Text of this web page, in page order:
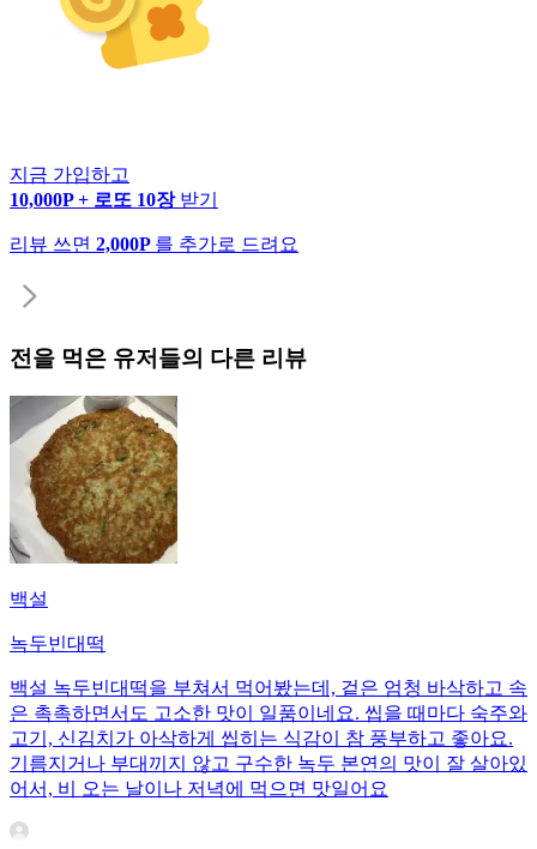
지금 가입하고
10,000P + 로또 10장 받기
리뷰 쓰면 2,000P 를 추가로 드려요
전을 먹은 유저들의 다른 리뷰
백설
녹두빈대떡
백설 녹두빈대떡을 부쳐서 먹어봤는데, 겉은 엄청 바삭하고 속
은 촉촉하면서도 고소한 맛이 일품이네요. 씹을 때마다 숙주와
고기, 신김치가 아삭하게 씹히는 식감이 참 풍부하고 좋아요.
기름지거나 부대끼지 않고 구수한 녹두 본연의 맛이 잘 살아있
어서, 비 오는 날이나 저녁에 먹으면 맛일어요